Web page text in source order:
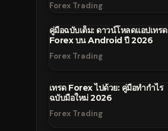
Forex Trading
คู่มือฉบับเต็ม: ดาวน์โหลดแอปเทรด
Forex บน Android ปี 2026
Forex Trading
เทรด Forex ไปด้วย: คู่มือทำกำไร
ฉบับมือใหม่ 2026
Forex Trading